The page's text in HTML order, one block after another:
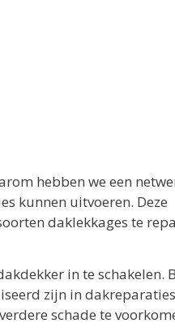
hebben we een
kunnen uitvoeren. Deze
daklekkages te
in te schakelen.
zijn in
schade te